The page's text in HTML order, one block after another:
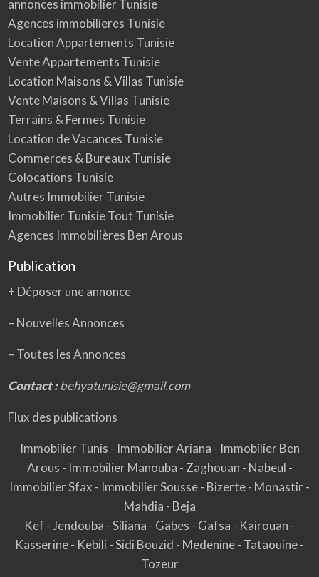
annonces immobilier Tunisie
Agences immobilieres Tunisie
Location Appartements Tunisie
Vente Appartements Tunisie
Location Maisons & Villas Tunisie
Vente Maisons & Villas Tunisie
Terrains & Fermes Tunisie
Location de Vacances Tunisie
Commerces & Bureaux Tunisie
Colocations Tunisie
Autres Immobilier Tunisie
Immobilier Tunisie Tout Tunisie
Agences Immobilières Ben Arous
Publication
+ Déposer une annonce
– Nouvelles Annonces
– Toutes les Annonces
Contact : behyatunisie@gmail.com
Flux des publications
Immobilier Tunis - Immobilier Ariana - Immobilier Ben
Arous - Immobilier Manouba - Zaghouan - Nabeul -
Immobilier Sfax - Immobilier Sousse- Bizerte- Monastir-
Mahdia - Beja
Kef - Jendouba -Siliana - Gabes - Gafsa - Kairouan -
Kasserine- Kebili -Sidi Bouzid - Medenine- Tataouine-
Tozeur